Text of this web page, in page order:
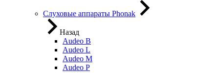
Слуховые аппараты Phonak
Назад
Audeo B
Audeo L
Audeo М
Audeo P